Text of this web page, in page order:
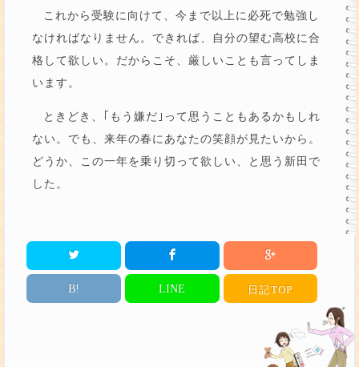
これから受験に向けて、今まで以上に必死で勉強し
なければなりません。できれば、自分の望む高校に合
格して欲しい。だからこそ、厳しいことも言ってしま
います。
ときどき、｢もう嫌だ｣って思うこともあるかもしれ
ない。でも、来年の春にあなたの笑顔が見たいから。
どうか、この一年を乗り切って欲しい、と思う新田で
した。
B! LINE 日記TOP